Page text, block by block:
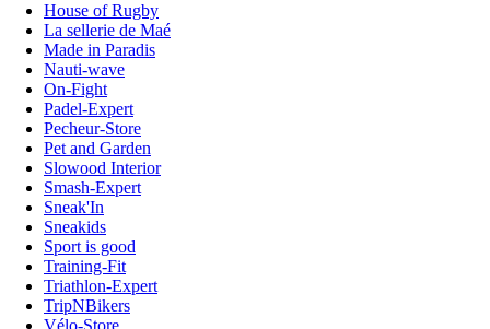
House of Rugby
La sellerie de Maé
Made in Paradis
Nauti-wave
On-Fight
Padel-Expert
Pecheur-Store
Pet and Garden
Slowood Interior
Smash-Expert
Sneak'In
Sneakids
Sport is good
Training-Fit
Triathlon-Expert
TripNBikers